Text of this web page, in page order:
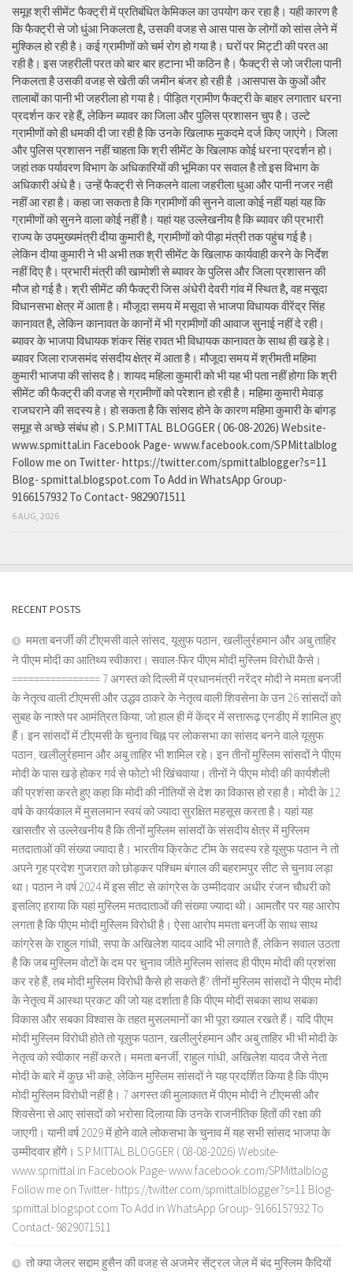
समूह श्री सीमेंट फैक्ट्री में प्रतिबंधित केमिकल का उपयोग कर रहा है। यही कारण है
कि फैक्ट्री से जो धुंआ निकलता है, उसकी वजह से आस पास के लोगों को सांस लेने में
मुश्किल हो रही है। कई ग्रामीणों को चर्म रोग हो गया है। घरों पर मिट्टी की परत आ
रही है। इस जहरीली परत को बार बार हटाना भी कठिन है। फैक्ट्री से जो जरीला पानी
निकलता है उसकी वजह से खेती की जमीन बंजर हो रही है ।आसपास के कुओं और
तालाबों का पानी भी जहरीला हो गया है। पीड़ित ग्रामीण फैक्ट्री के बाहर लगातार धरना
प्रदर्शन कर रहे हैं, लेकिन ब्यावर का जिला और पुलिस प्रशासन चुप है। उल्टे
ग्रामीणों को ही धमकी दी जा रही है कि उनके खिलाफ मुकदमे दर्ज किए जाएंगे। जिला
और पुलिस प्रशासन नहीं चाहता कि श्री सीमेंट के खिलाफ कोई धरना प्रदर्शन हो।
जहां तक पर्यावरण विभाग के अधिकारियों की भूमिका पर सवाल है तो इस विभाग के
अधिकारी अंधे है। उन्हें फैक्ट्री से निकलने वाला जहरीला धुआ और पानी नजर नही
नहीं आ रहा है। कहा जा सकता है कि ग्रामीणों की सुनने वाला कोई नहीं यहां यह कि
ग्रामीणों को सुनने वाला कोई नहीं है। यहां यह उल्लेखनीय है कि ब्यावर की प्रभारी
राज्य के उपमुख्यमंत्री दीया कुमारी है, ग्रामीणों को पीड़ा मंत्री तक पहुंच गई है।
लेकिन दीया कुमारी ने भी अभी तक श्री सीमेंट के खिलाफ कार्यवाही करने के निर्देश
नहीं दिए है। प्रभारी मंत्री की खामोशी से ब्यावर के पुलिस और जिला प्रशासन की
मौज हो गई है। श्री सीमेंट की फैक्ट्री जिस अंधेरी देवरी गांव में स्थित है, वह मसूदा
विधानसभा क्षेत्र में आता है। मौजूदा समय में मसूदा से भाजपा विधायक वीरेंद्र सिंह
कानावत है, लेकिन कानावत के कानों में भी ग्रामीणों की आवाज सुनाई नहीं दे रही।
ब्यावर के भाजपा विधायक शंकर सिंह रावत भी विधायक कानावत के साथ ही खड़े हे।
ब्यावर जिला राजसमंद संसदीय क्षेत्र में आता है। मौजूदा समय में श्रीमती महिमा
कुमारी भाजपा की सांसद है। शायद महिला कुमारी को भी यह भी पता नहीं होगा कि श्री
सीमेंट की फैक्ट्री की वजह से ग्रामीणों को परेशान हो रही है। महिमा कुमारी मेवाड़
राजघराने की सदस्य हे। हो सकता है कि सांसद होने के कारण महिमा कुमारी के बांगड़
समूह से अच्छे संबंध हो। S.P.MITTAL BLOGGER ( 06-08-2026) Website-
www.spmittal.in Facebook Page- www.facebook.com/SPMittalblog
Follow me on Twitter- https://twitter.com/spmittalblogger?s=11
Blog- spmittal.blogspot.com To Add in WhatsApp Group-
9166157932 To Contact- 9829071511
6 AUG, 2026
RECENT POSTS
ममता बनर्जी की टीएमसी वाले सांसद, यूसुफ पठान, खलीलुर्रहमान और अबु ताहिर
ने पीएम मोदी का आतिथ्य स्वीकारा। सवाल-फिर पीएम मोदी मुस्लिम विरोधी कैसे।
================ 7 अगस्त को दिल्ली में प्रधानमंत्री नरेंद्र मोदी ने ममता बनर्जी
के नेतृत्व वाली टीएमसी और उद्धव ठाकरे के नेतृत्व वाली शिवसेना के उन 26 सांसदों को
सुबह के नाश्ते पर आमंत्रित किया, जो हाल ही में केंद्र में सत्तारूढ़ एनडीए में शामिल हुए
हैं। इन सांसदों में टीएमसी के चुनाव चिह्न पर लोकसभा का सांसद बनने वाले यूसुफ
पठान, खलीलुर्रहमान और अबु ताहिर भी शामिल रहे। इन तीनों मुस्लिम सांसदों ने पीएम
मोदी के पास खड़े होकर गर्व से फोटो भी खिंचवाया। तीनों ने पीएम मोदी की कार्यशैली
की प्रशंसा करते हुए कहा कि मोदी की नीतियों से देश का विकास हो रहा है। मोदी के 12
वर्ष के कार्यकाल में मुसलमान स्वयं को ज्यादा सुरक्षित महसूस करता है। यहां यह
खासतौर से उल्लेखनीय है कि तीनों मुस्लिम सांसदों के संसदीय क्षेत्र में मुस्लिम
मतदाताओं की संख्या ज्यादा है। भारतीय क्रिकेट टीम के सदस्य रहे यूसुफ पठान ने तो
अपने गृह प्रदेश गुजरात को छोड़कर पश्चिम बंगाल की बहरामपुर सीट से चुनाव लड़ा
था। पठान ने वर्ष 2024 में इस सीट से कांग्रेस के उम्मीदवार अधीर रंजन चौधरी को
इसलिए हराया कि यहां मुस्लिम मतदाताओं की संख्या ज्यादा थी। आमतौर पर यह आरोप
लगता है कि पीएम मोदी मुस्लिम विरोधी है। ऐसा आरोप ममता बनर्जी के साथ साथ
कांग्रेस के राहुल गांधी, सपा के अखिलेश यादव आदि भी लगाते हैं, लेकिन सवाल उठता
है कि जब मुस्लिम वोटों के दम पर चुनाव जीते मुस्लिम सांसद ही पीएम मोदी की प्रशंसा
कर रहे हैं, तब मोदी मुस्लिम विरोधी कैसे हो सकते हैं? तीनों मुस्लिम सांसदों ने पीएम मोदी
के नेतृत्व में आस्था प्रकट की जो यह दर्शाता है कि पीएम मोदी सबका साथ सबका
विकास और सबका विश्वास के तहत मुसलमानों का भी पूरा ख्याल रखते हैं। यदि पीएम
मोदी मुस्लिम विरोधी होते तो यूसुफ पठान, खलीलुर्रहमान और अबु ताहिर भी भी मोदी के
नेतृत्व को स्वीकार नहीं करते। ममता बनर्जी, राहुल गांधी, अखिलेश यादव जैसे नेता
मोदी के बारे में कुछ भी कहे, लेकिन मुस्लिम सांसदों ने यह प्रदर्शित किया है कि पीएम
मोदी मुस्लिम विरोधी नहीं है। 7 अगस्त की मुलाकात में पीएम मोदी ने टीएमसी और
शिवसेना से आए सांसदों को भरोसा दिलाया कि उनके राजनीतिक हितों की रक्षा की
जाएगी। यानी वर्ष 2029 में होने वाले लोकसभा के चुनाव में यह सभी सांसद भाजपा के
उम्मीदवार होंगे। S.P.MITTAL BLOGGER ( 08-08-2026) Website-
www.spmittal.in Facebook Page- www.facebook.com/SPMittalblog
Follow me on Twitter- https://twitter.com/spmittalblogger?s=11 Blog-
spmittal.blogspot.com To Add in WhatsApp Group- 9166157932 To
Contact- 9829071511
तो क्या जेलर सद्दाम हुसैन की वजह से अजमेर सेंट्रल जेल में बंद मुस्लिम कैदियों